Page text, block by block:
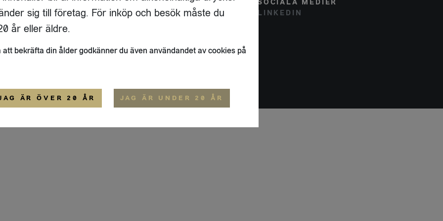
17 A
STOCKHOLM
FLAIVY
OM OSS
SOCIALA MEDIER
LINKEDIN
ALLMÄNNA VILLKOR
sig till företag. För inköp och besök måste du
år eller äldre.
att bekräfta din ålder godkänner du även användandet av cookies på
ÄR ÖVER 20 ÅR JAG ÄR UNDER 20 ÅR